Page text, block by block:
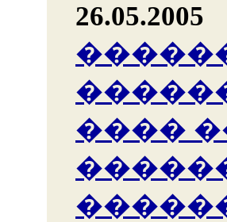
26.05.2005
����